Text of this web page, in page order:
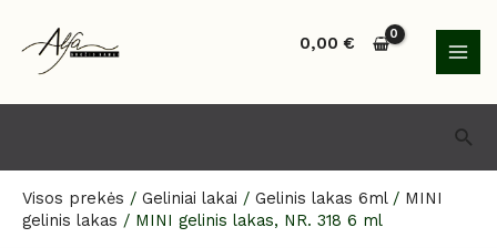
turinio
0,00€
Visos prekės / Geliniai lakai / Gelinis lakas 6ml/ MINI
gelinis lakas / MINI gelinis lakas, NR. 318 6 ml